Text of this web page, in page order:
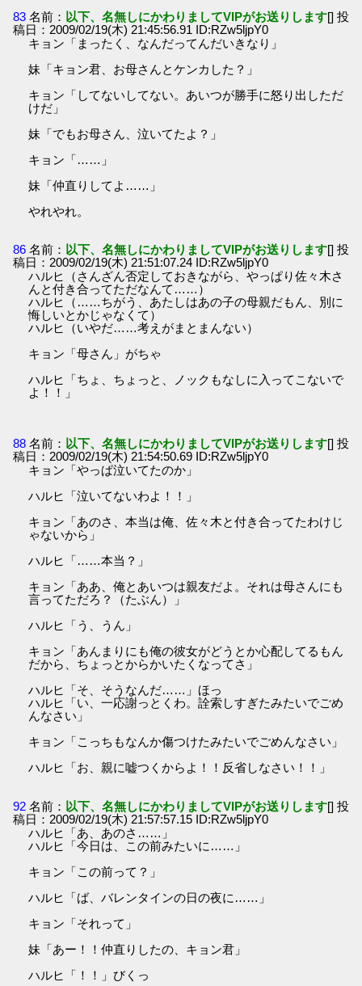
83 名前： 以下、名無しにかわりましてVIPがお送りします[] 投
稿日：2009/02/19(木) 21:45:56.91 ID:RZw5ljpY0
キョン「まったく、なんだってんだいきなり」
妹「キョン君、お母さんとケンカした？」
キョン「してないしてない。あいつが勝手に怒り出しただ
けだ」
妹「でもお母さん、泣いてたよ？」
キョン「……」
妹「仲直りしてよ……」
やれやれ。
86 名前： 以下、名無しにかわりましてVIPがお送りします[] 投
稿日：2009/02/19(木) 21:51:07.24 ID:RZw5ljpY0
ハルヒ（さんざん否定しておきながら、やっぱり佐々木さ
んと付き合ってただなんて……）
ハルヒ（……ちがう、あたしはあの子の母親だもん、別に
悔しいとかじゃなくて）
ハルヒ（いやだ……考えがまとまんない）
キョン「母さん」がちゃ
ハルヒ「ちょ、ちょっと、ノックもなしに入ってこないで
よ！！」
88 名前： 以下、名無しにかわりましてVIPがお送りします[] 投
稿日：2009/02/19(木) 21:54:50.69 ID:RZw5ljpY0
キョン「やっぱ泣いてたのか」
ハルヒ「泣いてないわよ！！」
キョン「あのさ、本当は俺、佐々木と付き合ってたわけじ
ゃないから」
ハルヒ「……本当？」
キョン「ああ、俺とあいつは親友だよ。それは母さんにも
言ってただろ？（たぶん）」
ハルヒ「う、うん」
キョン「あんまりにも俺の彼女がどうとか心配してるもん
だから、ちょっとからかいたくなってさ」
ハルヒ「そ、そうなんだ……」ほっ
ハルヒ「い、一応謝っとくわ。詮索しすぎたみたいでごめ
んなさい」
キョン「こっちもなんか傷つけたみたいでごめんなさい」
ハルヒ「お、親に嘘つくからよ！！反省しなさい！！」
92 名前： 以下、名無しにかわりましてVIPがお送りします[] 投
稿日：2009/02/19(木) 21:57:57.15 ID:RZw5ljpY0
ハルヒ「あ、あのさ……」
ハルヒ「今日は、この前みたいに……」
キョン「この前って？」
ハルヒ「ば、バレンタインの日の夜に……」
キョン「それって」
妹「あー！！仲直りしたの、キョン君」
ハルヒ「！！」びくっ